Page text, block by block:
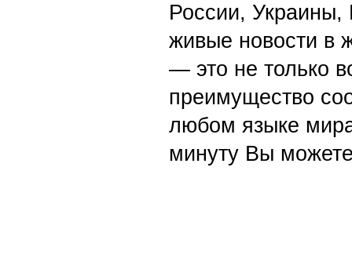
России,
живые новости в
— это не только
преимущество
любом языке
минуту Вы